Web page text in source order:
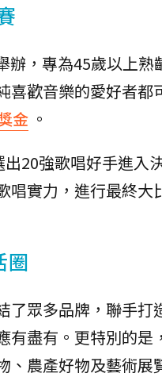
，專為45歲以上熟
歡音樂的愛好者都
金 。
20強歌唱好手進入
實力，進行最終大
圈
眾多品牌，聯手打
盡有。更特別的是
農產好物及藝術展